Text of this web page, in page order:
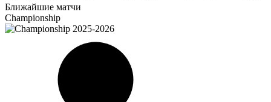
Ближайшие матчи
Championship